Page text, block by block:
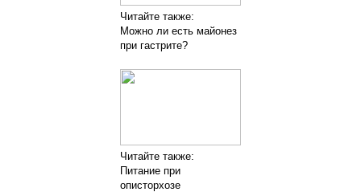
Читайте также:
Можно ли есть майонез
при гастрите?
Читайте также:
Питание при
описторхозе